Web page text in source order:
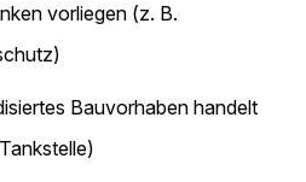
vorliegen (z. B.
Bauvorhaben handelt